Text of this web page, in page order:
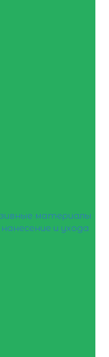
материалы
и ухода